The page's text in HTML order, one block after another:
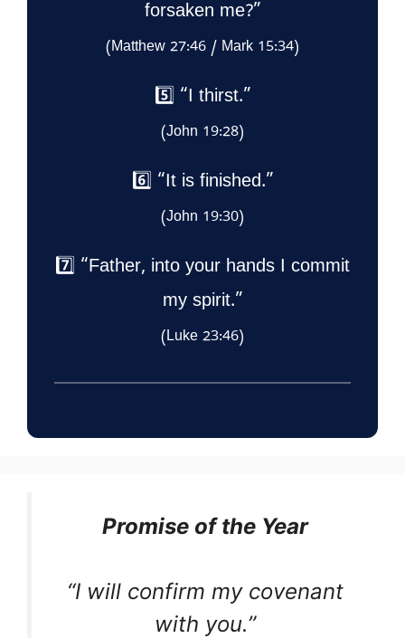
forsaken me?”
(Matthew 27:46 / Mark 15:34)
5️⃣ “I thirst.”
(John 19:28)
6️⃣ “It is finished.”
(John 19:30)
7️⃣ “Father, into your hands I commit
my spirit.”
(Luke 23:46)
Promise of the Year
“I will confirm my covenant
with you.”